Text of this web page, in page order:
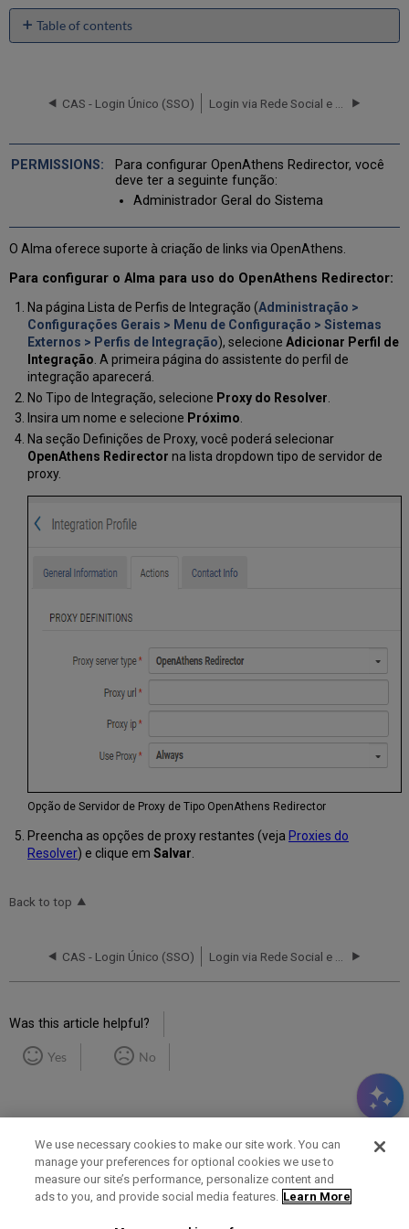
Table of contents
No
CAS - Login Único (SSO)
Para configurar OpenAthens Redirector, você
deve ter a seguinte função:
Administrador Geral do Sistema
O Alma oferece suporte à criação de links via OpenAthens.
Para configurar o Alma para uso do OpenAthens Redirector:
Na página Lista de Perfis de Integração (Administração >
Configurações Gerais > Menu de Configuração > Sistemas
Externos > Perfis de Integração), selecione Adicionar Perfil de
Integração. A primeira página do assistente do perfil de
integração aparecerá.
No Tipo de Integração, selecione Proxy do Resolver
Insira um nome e selecione Próximo.
Na seção Definições de Proxy, você poderá selecionar
OpenAthens Redirector na lista dropdown tipo de servidor de
proxy.
Opção de Servidor de Proxy de Tipo OpenAthens Redirector
Preencha as opções de proxy restantes (veja Proxies do
Resolver) e clique em Salvar.
Back to top
CAS - Login Único (SSO) Login via Rede Social e E-mail
Was this article helpful?
Yes No
Term of Use Privacy Policy Contact Us
We use necessary cookies to make our site work. You can
manage your preferences for optional cookies we use to
measure our site’s performance, personalize content and
ads to you, and provide social media features. Learn More